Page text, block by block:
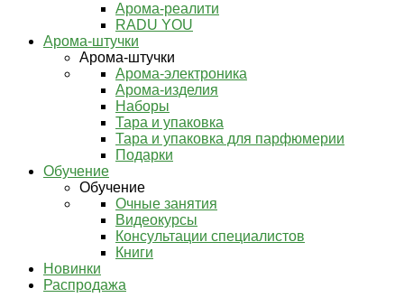
Арома-реалити
RADU YOU
Арома-штучки
Арома-штучки
Арома-электроника
Арома-изделия
Наборы
Тара и упаковка
Тара и упаковка для парфюмерии
Подарки
Обучение
Обучение
Очные занятия
Видеокурсы
Консультации специалистов
Книги
Новинки
Распродажа